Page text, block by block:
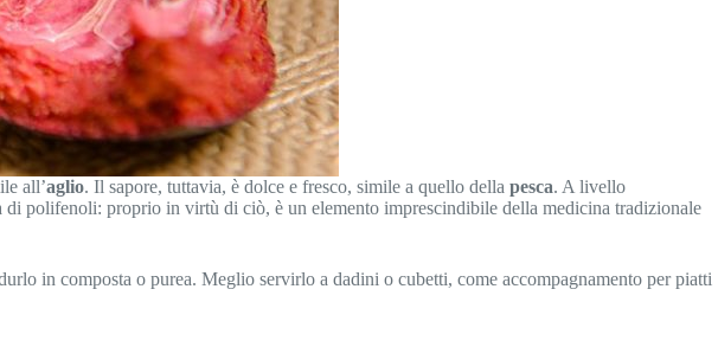
all’aglio. Il sapore, tuttavia, è dolce e fresco, simile a quello della pesca. A livello
polifenoli: proprio in virtù di ciò, è un elemento imprescindibile della medicina tradizionale
in composta o purea. Meglio servirlo a dadini o cubetti, come accompagnamento per piatti